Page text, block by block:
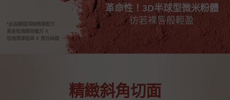
革命性！3D半球型微米粉體
彷若裸唇般輕盈
*此指蘭蔻頂級精華配方
黃金玫瑰瞬效複方 X
玫瑰潤澤唇粹 X 普拉絲鏈
精緻斜角切面